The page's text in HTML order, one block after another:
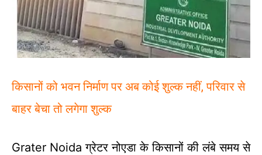
किसानों को भवन निर्माण पर अब कोई शुल्क नहीं, परिवार से
बाहर बेचा तो लगेगा शुल्क
Grater Noida ग्रेटर नोएडा के किसानों की लंबे समय से